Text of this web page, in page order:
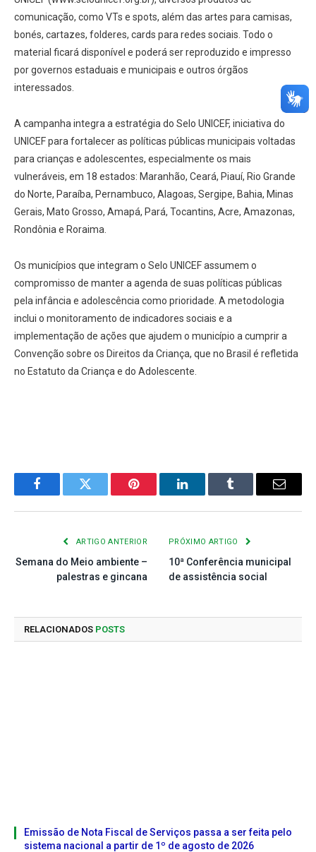
comunicação, como VTs e spots, além das artes para camisas,
bonés, cartazes, folderes, cards para redes sociais. Todo o
material ficará disponível e poderá ser reproduzido e impresso
por governos estaduais e municipais e outros órgãos
interessados.
A campanha integra a estratégia do Selo UNICEF, iniciativa do
UNICEF para fortalecer as políticas públicas municipais voltadas
para crianças e adolescentes, especialmente os mais
vulneráveis, em 18 estados: Maranhão, Ceará, Piauí, Rio Grande
do Norte, Paraíba, Pernambuco, Alagoas, Sergipe, Bahia, Minas
Gerais, Mato Grosso, Amapá, Pará, Tocantins, Acre, Amazonas,
Rondônia e Roraima.
Os municípios que integram o Selo UNICEF assumem o
compromisso de manter a agenda de suas políticas públicas
pela infância e adolescência como prioridade. A metodologia
inclui o monitoramento de indicadores sociais e a
implementação de ações que ajudem o município a cumprir a
Convenção sobre os Direitos da Criança, que no Brasil é refletida
no Estatuto da Criança e do Adolescente.
FacebookTwitter Pinterest LinkedInTumblr
E-
ARTIGO ANTERIOR
Semana do Meio ambiente –
palestras e gincana
PRÓXIMO ARTIGO
10ª Conferência municipal
de assistência social
RELACIONADOS POSTS
Emissão de Nota Fiscal de Serviços passa a ser feita pelo
sistema nacional a partir de 1º de agosto de 2026